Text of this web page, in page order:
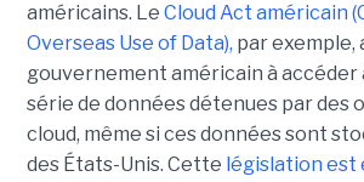
américains. Le Cloud Act américain
Overseas Use of Data), par exemple,
gouvernement américain à accéder
série de données détenues par des
cloud, même si ces données sont
des États-Unis. Cette législation